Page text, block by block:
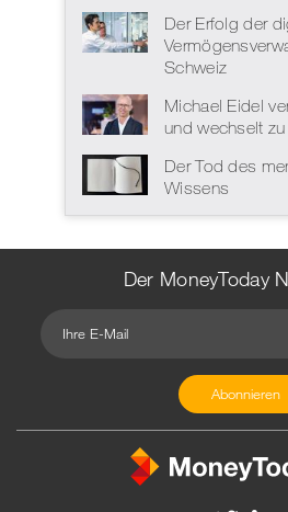
Der Erfolg der
Schweiz
Michael Eidel
und wechselt zu
Der Tod des
Wissens
Der MoneyToday